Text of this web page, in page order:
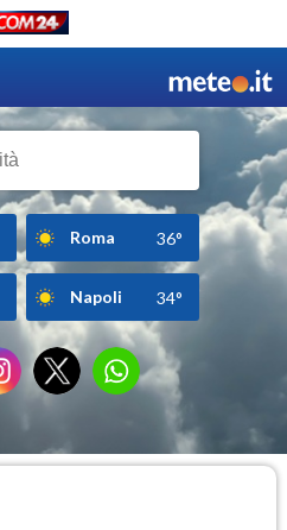
Roma 36°
Napoli 34°